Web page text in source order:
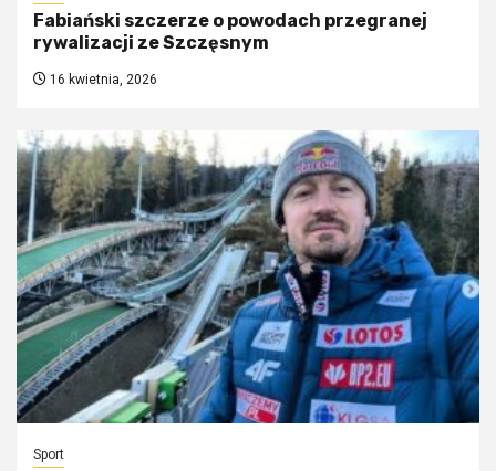
Fabiański szczerze o powodach przegranej
rywalizacji ze Szczęsnym
16 kwietnia, 2026
Sport